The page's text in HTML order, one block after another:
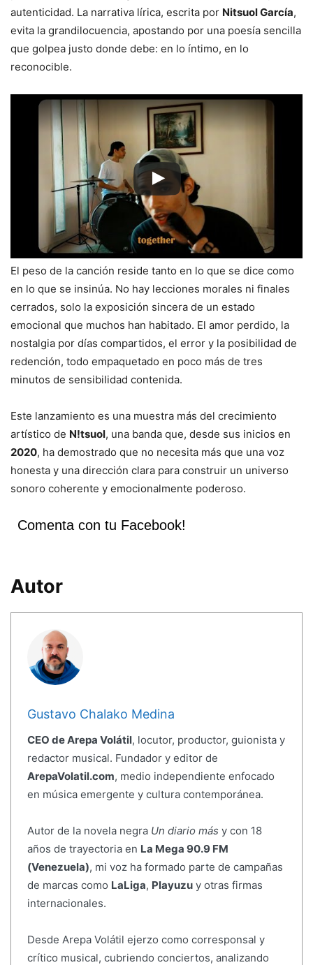
autenticidad. La narrativa lírica, escrita por Nitsuol García,
evita la grandilocuencia, apostando por una poesía sencilla
que golpea justo donde debe: en lo íntimo, en lo
reconocible.
El peso de la canción reside tanto en lo que se dice como
en lo que se insinúa. No hay lecciones morales ni finales
cerrados, solo la exposición sincera de un estado
emocional que muchos han habitado. El amor perdido, la
nostalgia por días compartidos, el error y la posibilidad de
redención, todo empaquetado en poco más de tres
minutos de sensibilidad contenida.
Este lanzamiento es una muestra más del crecimiento
artístico de N!tsuol, una banda que, desde sus inicios en
2020, ha demostrado que no necesita más que una voz
honesta y una dirección clara para construir un universo
sonoro coherente y emocionalmente poderoso.
Comenta con tu Facebook!
Autor
Gustavo Chalako Medina
CEO de Arepa Volátil, locutor, productor, guionista y
redactor musical. Fundador y editor de
ArepaVolatil.com, medio independiente enfocado
en música emergente y cultura contemporánea.
Autor de la novela negra Un diario más y con 18
años de trayectoria en La Mega 90.9 FM
(Venezuela), mi voz ha formado parte de campañas
de marcas como LaLiga, Playuzuy otras firmas
internacionales.
Desde Arepa Volátil ejerzo como corresponsal y
crítico musical, cubriendo conciertos, analizando